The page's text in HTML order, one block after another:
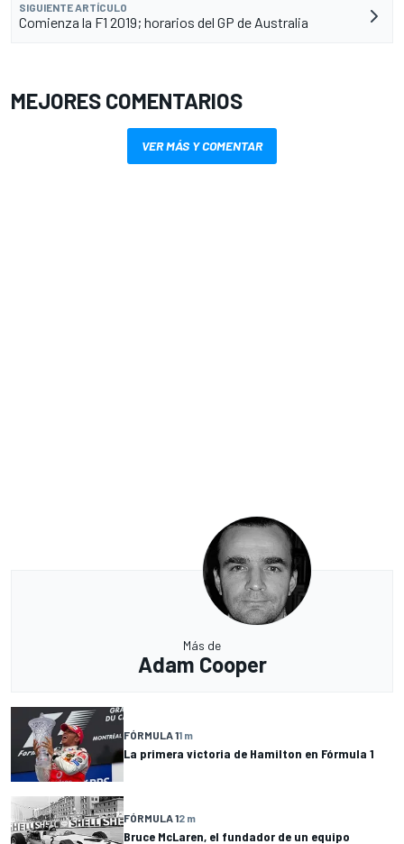
SIGUIENTE ARTÍCULO
Comienza la F1 2019; horarios del GP de Australia
MEJORES COMENTARIOS
VER MÁS Y COMENTAR
Más de
Adam Cooper
FÓRMULA 11 m
La primera victoria de Hamilton en Fórmula 1
FÓRMULA 12 m
Bruce McLaren, el fundador de un equipo